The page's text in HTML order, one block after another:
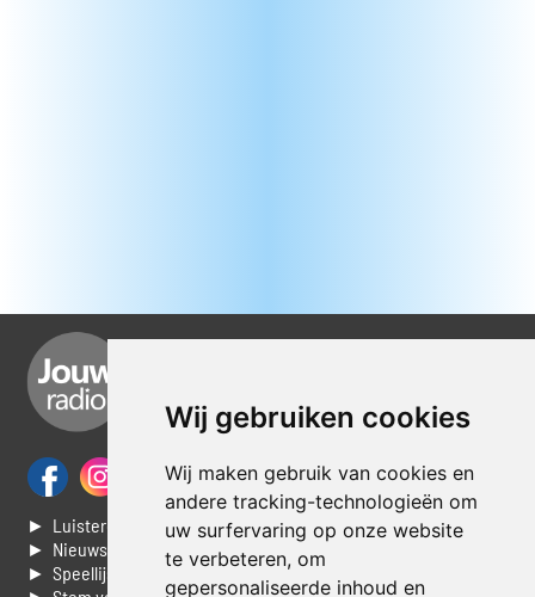
Wij gebruiken cookies
Wij maken gebruik van cookies en
andere tracking-technologieën om
uw surfervaring op onze website
te verbeteren, om
gepersonaliseerde inhoud en
► Luisteren naar Jouwradio
► Nieuws
► Speellijst